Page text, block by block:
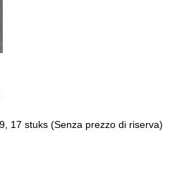
Paesi Bassi. 1960 /1979, 17 stuks (Senza prezzo di riserva)